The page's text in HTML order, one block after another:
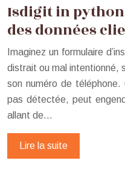
Isdigit in
des données
Imaginez un formulaire
distrait ou mal intentionné,
son numéro de téléphone.
pas détectée, peut
allant de…
Lire la suite